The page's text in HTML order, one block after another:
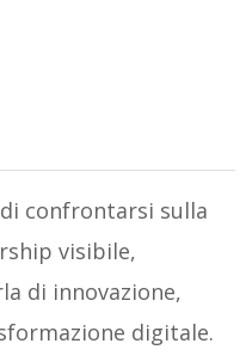
confrontarsi sulla
visibile,
di innovazione,
digitale.